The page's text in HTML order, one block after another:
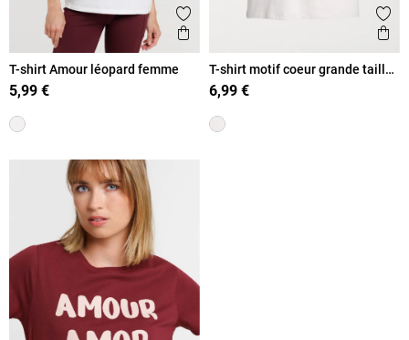
Ajouter aux favoris
Aperçu rapide
T-shirt Amour léopard femme
5,99 €
T-shirt motif coeur grande taille
femme
6,99 €